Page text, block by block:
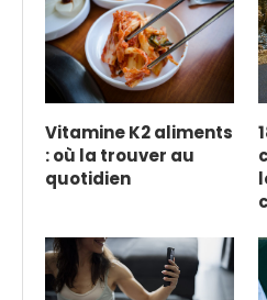
Vitamine K2 aliments
: où la trouver au
quotidien